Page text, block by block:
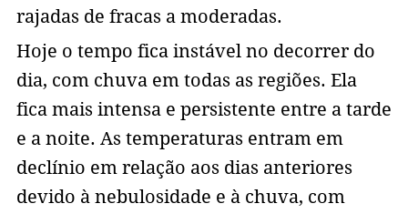
rajadas de fracas a moderadas.
Hoje o tempo fica instável no decorrer do
dia, com chuva em todas as regiões. Ela
fica mais intensa e persistente entre a tarde
e a noite. As temperaturas entram em
declínio em relação aos dias anteriores
devido à nebulosidade e à chuva, com